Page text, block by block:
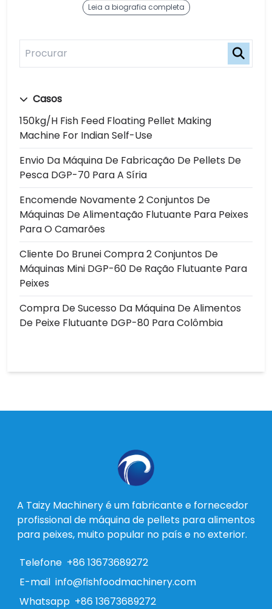
Leia a biografia completa
Casos
150kg/h Fish Feed Floating Pellet Making
Machine For Indian Self-Use
Envio Da Máquina De Fabricação De Pellets De
Pesca DGP-70 Para A Síria
Encomende Novamente 2 Conjuntos De
Máquinas De Alimentação Flutuante Para Peixes
Para O Camarões
Cliente Do Brunei Compra 2 Conjuntos De
Máquinas Mini DGP-60 De Ração Flutuante Para
Peixes
Compra De Sucesso Da Máquina De Alimentos
De Peixe Flutuante DGP-80 Para Colômbia
A Taizy Machinery é um fabricante e fornecedor
profissional de máquina de pellets para alimentos
para peixes, muito popular no país e no exterior.
Telefone +86 13673689272
E-mail info@fishfoodmachinery.com
Whatsapp +86 13673689272